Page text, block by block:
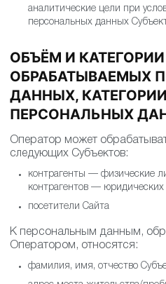
статистические и иные
аналитические цели при
ОБЪЁМ И КАТЕГОРИИ
ОБРАБАТЫВАЕМЫХ
ДАННЫХ, КАТЕГОРИИ
ПЕРСОНАЛЬНЫХ
Оператор может
следующих Субъектов:
контрагенты — физические
контрагентов — юридических
К персональным данным,
Оператором, относятся:
фамилия, имя, отчество